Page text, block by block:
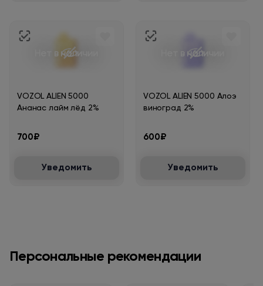
Нет в наличии
VOZOL ALIEN 5000
Ананас лайм лёд 2%
700₽
Уведомить
Нет в наличии
VOZOL ALIEN 5000 Алоэ
виноград 2%
600₽
Уведомить
Персональные рекомендации